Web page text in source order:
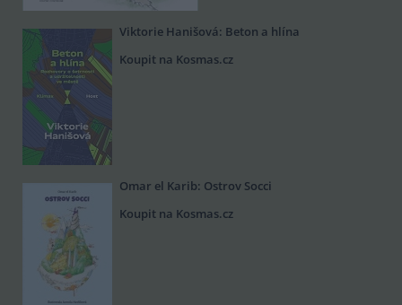
Viktorie Hanišová: Beton a hlína
Koupit na Kosmas.cz
Omar el Karib: Ostrov Socci
Koupit na Kosmas.cz